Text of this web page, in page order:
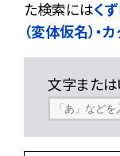
た検索にはく
（変体仮名）・
文字または